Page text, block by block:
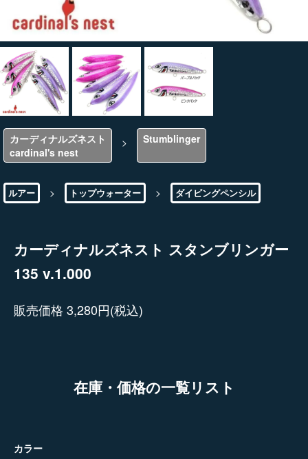
カーディナルズネスト
cardinal's nest
> Stumblinger
ルアー > トップウォーター > ダイビングペンシル
カーディナルズネスト スタンブリンガー
135 v.1.000
販売価格 3,280円(税込)
在庫・価格の一覧リスト
カラー